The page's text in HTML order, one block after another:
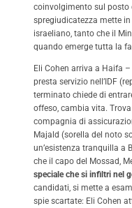
coinvolgimento sul posto
spregiudicatezza mette
israeliano, tanto che il
quando emerge tutta la
Eli Cohen arriva a Haifa
presta servizio nell’IDF
terminato chiede di
offeso, cambia vita.
compagnia di
Majald (sorella del noto
un’esistenza tranquilla a
che il capo del Mossad,
speciale che si infiltri nel
candidati, si mette a
spie scartate: Eli Cohen